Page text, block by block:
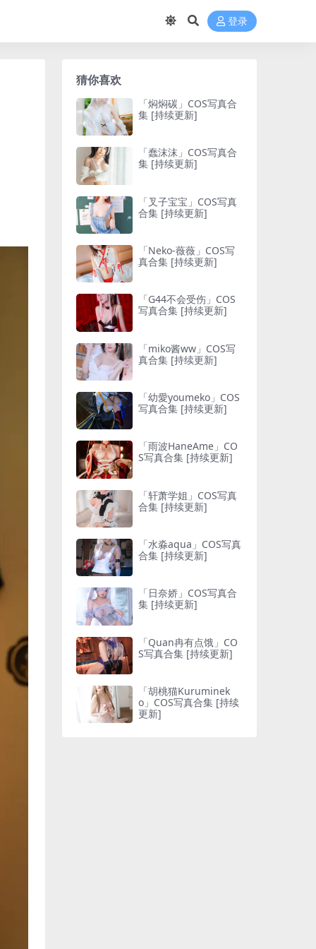
登录
猜你喜欢
「焖焖碳」COS写真合
集 [持续更新]
「蠢沫沫」COS写真合
集 [持续更新]
「叉子宝宝」COS写真
合集 [持续更新]
「Neko-薇薇」COS写
真合集 [持续更新]
「G44不会受伤」COS
写真合集 [持续更新]
「miko酱ww」COS写
真合集 [持续更新]
「幼愛youmeko」COS
写真合集 [持续更新]
「雨波HaneAme」CO
S写真合集 [持续更新]
「轩萧学姐」COS写真
合集 [持续更新]
「水淼aqua」COS写真
合集 [持续更新]
「日奈娇」COS写真合
集 [持续更新]
「Quan冉有点饿」CO
S写真合集 [持续更新]
「胡桃猫Kuruminek
o」COS写真合集 [持续
更新]